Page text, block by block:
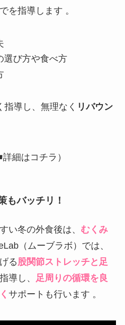
を指導します 。
選び方や食べ方
導し、無理なく リバウン
詳細はコチラ）
もバッチリ！
い冬の外食後は、 むくみ
（ムーブラボ）では、
る 股関節ストレッチと足
導し、
足周りの循環を良
サポートも行います 。